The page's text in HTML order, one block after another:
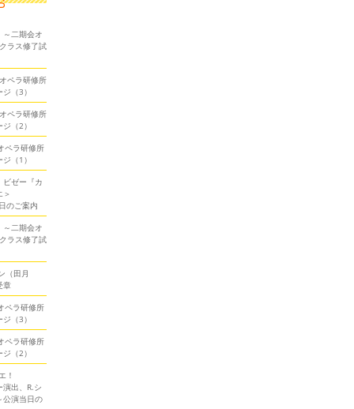
～二期会オ
ラス修了試
ペラ研修所
（3）
ペラ研修所
（2）
ペラ研修所
（1）
ビゼー『カ
＞
のご案内
～二期会オ
ラス修了試
（田月
章
ペラ研修所
（3）
ペラ研修所
（2）
！
出、R.シ
公演当日の